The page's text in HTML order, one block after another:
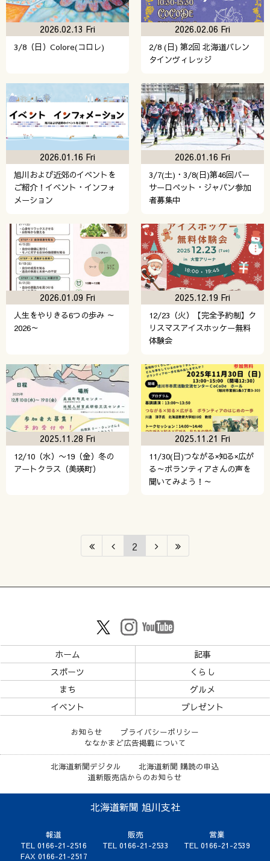
3/8（日）Colore(コロレ)
2026.02.13 Fri
2/8 (日) 第2回 北海道バレン
タインヴィレッジ
2026.02.06 Fri
旭川および近郊のイベントを
ご紹介！イベント・インフォ
メーション
2026.01.16 Fri
3/7(土)・3/8(日)第46回バー
サーロペット・ジャパン参加
者募集中
2026.01.16 Fri
人生をやりきる6つの歩み ～
2026～
2026.01.09 Fri
12/23（火）【完全予約制】ク
リスマスアイスホッケー無料
体験会
2025.12.19 Fri
12/10（水）〜19（金）冬の
アートクラス（美瑛町）
2025.11.28 Fri
11/30(日)つながる×知る×広が
る～ボランティアさんの声を
聞いてみよう！～
2025.11.21 Fri
2
ホーム
記事
スポーツ
くらし
まち
グルメ
イベント
プレゼント
お知らせ
プライバシーポリシー
ななかまど広告掲載について
北海道新聞デジタル
北海道新聞 購読の申込
道新販売店からのお知らせ
北海道新聞 旭川支社
報道
TEL 0166-21-2516
FAX 0166-21-2517
販売
TEL 0166-21-2533
営業
TEL 0166-21-2539